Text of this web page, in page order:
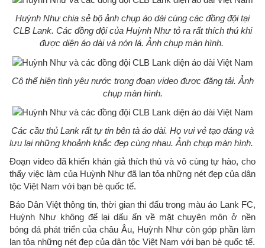
Huỳnh Như chia sẻ bộ ảnh chụp áo dài cùng các đồng đội tại
CLB Lank. Các đồng đội của Huỳnh Như tỏ ra rất thích thú khi
được diện áo dài và nón lá. Ảnh chụp màn hình.
Cô thể hiện tình yêu nước trong đoạn video được đăng tải. Ảnh
chụp màn hình.
Các cầu thủ Lank rất tự tin bên tà áo dài. Họ vui vẻ tạo dáng và
lưu lại những khoảnh khắc đẹp cùng nhau. Ảnh chụp màn hình.
Đoạn video đã khiến khán giả thích thú và vô cùng tự hào, cho
thấy việc làm của Huỳnh Như đã lan tỏa những nét đẹp của dân
tộc Việt Nam với bạn bè quốc tế.
Báo Dân Việt thông tin, thời gian thi đấu trong màu áo Lank FC,
Huỳnh Như không để lại dấu ấn về mặt chuyên môn ở nền
bóng đá phát triển của châu Âu, Huỳnh Như còn góp phần làm
lan tỏa những nét đẹp của dân tộc Việt Nam với bạn bè quốc tế.